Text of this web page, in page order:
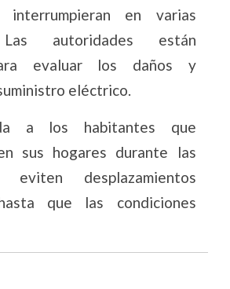
en varias
Las autoridades están
evaluar los daños y
eléctrico.
a los habitantes que
sus hogares durante las
desplazamientos
que las condiciones